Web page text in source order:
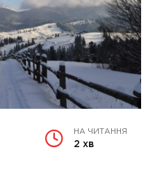
НА ЧИТАННЯ
2 хв